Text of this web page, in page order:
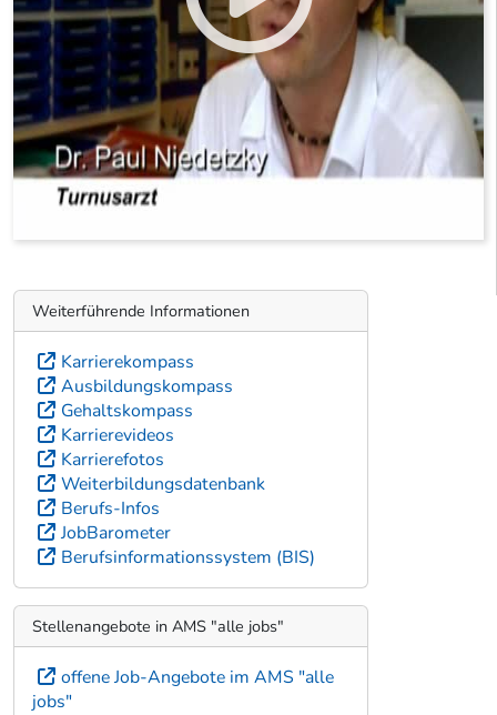
Weiterführende Informationen
Karrierekompass
Ausbildungskompass
Gehaltskompass
Karrierevideos
Karrierefotos
Weiterbildungsdatenbank
Berufs-Infos
JobBarometer
Berufsinformationssystem (BIS)
Stellenangebote in AMS "alle jobs"
offene Job-Angebote im AMS "alle
jobs"